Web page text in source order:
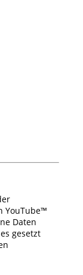
YouTube™
Daten
gesetzt